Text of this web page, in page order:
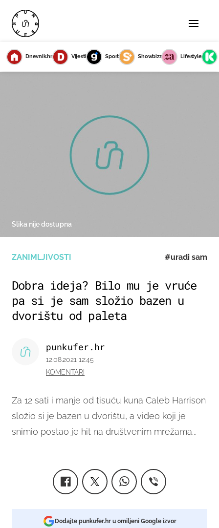
Dnevnik.hr Vijesti Sport Showbizz Lifestyle
ZANIMLJIVOSTI #uradi sam
Dobra ideja? Bilo mu je vruće
pa si je sam složio bazen u
dvorištu od paleta
Za 12 sati i manje od tisuću kuna Caleb Harrison
složio si je bazen u dvorištu, a video koji je
snimio postao je hit na društvenim mrežama...
punkufer.hr
12.08.2021 12:45
KOMENTARI
Slika nije dostupna
Dodajte punkufer.hr u omiljeni Google izvor